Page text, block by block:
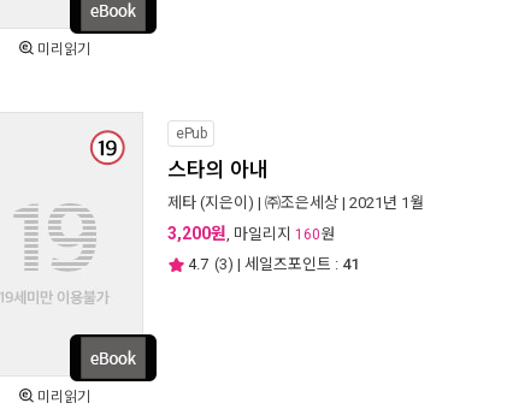
미리읽기
미리읽기
ePub
스타의 아내
제타 (지은이) | ㈜조은세상 | 2021년 1월
3,200원, 마일리지 160원
4.7 (3) | 세일즈포인트 : 41